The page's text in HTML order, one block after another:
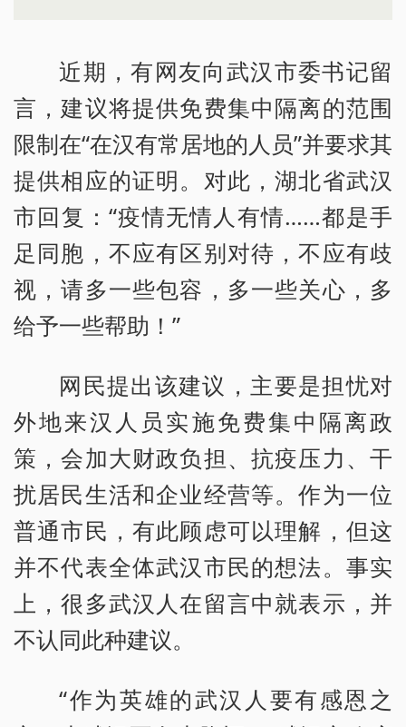
近期，有网友向武汉市委书记留
言，建议将提供免费集中隔离的范围
限制在“在汉有常居地的人员”并要求其
提供相应的证明。对此，湖北省武汉
市回复：“疫情无情人有情……都是手
足同胞，不应有区别对待，不应有歧
视，请多一些包容，多一些关心，多
给予一些帮助！”
网民提出该建议，主要是担忧对
外地来汉人员实施免费集中隔离政
策，会加大财政负担、抗疫压力、干
扰居民生活和企业经营等。作为一位
普通市民，有此顾虑可以理解，但这
并不代表全体武汉市民的想法。事实
上，很多武汉人在留言中就表示，并
不认同此种建议。
“作为英雄的武汉人要有感恩之